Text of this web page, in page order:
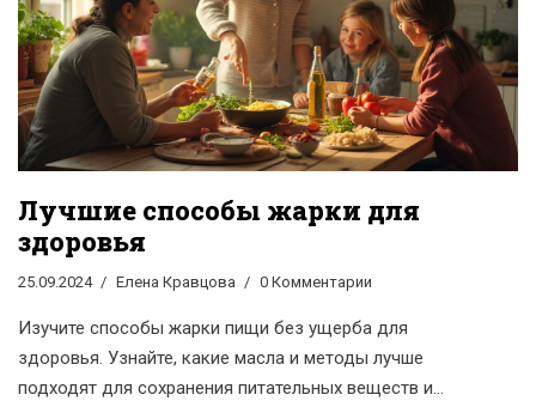
Лучшие способы жарки для
здоровья
25.09.2024 Елена Кравцова 0 Комментарии
Изучите способы жарки пищи без ущерба для
здоровья. Узнайте, какие масла и методы лучше
подходят для сохранения питательных веществ и